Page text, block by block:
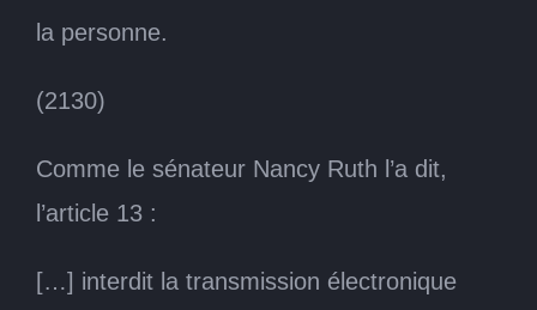
la personne.
(2130)
Comme le sénateur Nancy Ruth l’a dit,
l’article 13 :
[…] interdit la transmission électronique